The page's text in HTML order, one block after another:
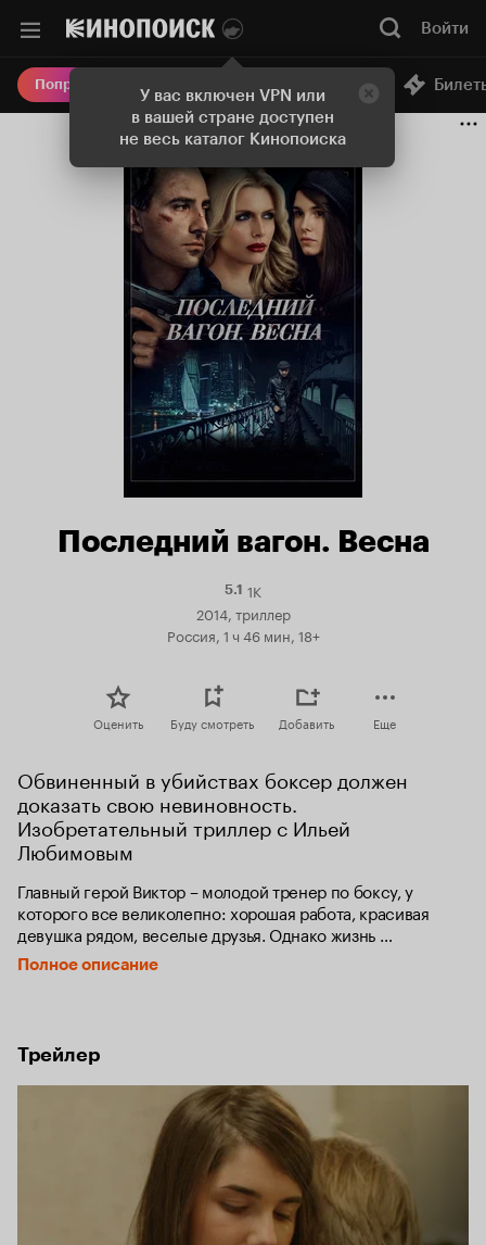
У вас включен VPN или
в вашей стране доступен
не весь каталог Кинопоиска
Войти
Попробовать Плюс Онлайн-кинотеатр
Последний вагон. Весна
5.1Рейтинг
5.1
1K
2014, триллер
Россия, 1 ч 46 мин, 18+
Оценить Буду смотреть Добавить Еще
Обвиненный в убийствах боксер должен
доказать свою невиновность.
Изобретательный триллер с Ильей
Любимовым
Главный герой Виктор – молодой тренер по боксу, у
которого все великолепно: хорошая работа, красивая
девушка рядом, веселые друзья. Однако жизнь
приготовила ему серьезные испытания – в одну секунду
все меняется и он становится главным подозреваемым в
Полное описание
Трейлер